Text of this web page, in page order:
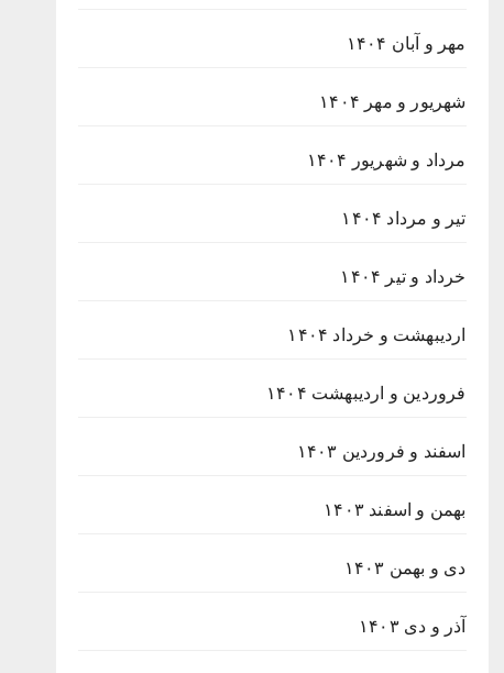
مهر و آبان ۱۴۰۴
شهریور و مهر ۱۴۰۴
مرداد و شهریور ۱۴۰۴
تیر و مرداد ۱۴۰۴
خرداد و تیر ۱۴۰۴
اردیبهشت و خرداد ۱۴۰۴
فروردین و اردیبهشت ۱۴۰۴
اسفند و فروردین ۱۴۰۳
بهمن و اسفند ۱۴۰۳
دی و بهمن ۱۴۰۳
آذر و دی ۱۴۰۳